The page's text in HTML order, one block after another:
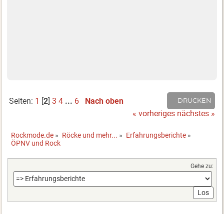
DRUCKEN
Seiten: 1 [2] 3 4 ... 6
Nach oben
« vorheriges nächstes »
Rockmode.de » Röcke und mehr... » Erfahrungsberichte »
ÖPNV und Rock
Gehe zu: